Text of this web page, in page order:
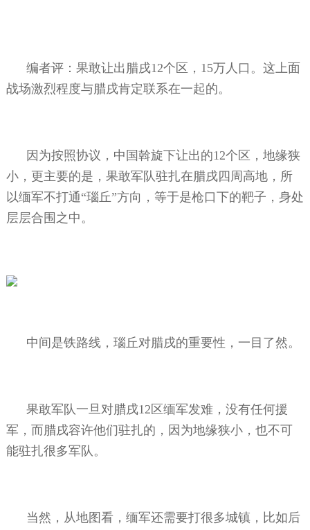
编者评：果敢让出腊戌12个区， 15万人口。这上面
战场激烈程度与腊戌肯定联系在一起的。
因为按照协议，中国斡旋下让出的12个区，地缘狭
小，更主要的是，果敢军队驻扎在腊戌四周高地，所
以缅军不打通“瑙丘”方向，等于是枪口下的靶子，身处
层层合围之中。
中间是铁路线，瑙丘对腊戌的重要性，一目了然。
果敢军队一旦对腊戌12区缅军发难，没有任何援
军，而腊戌容许他们驻扎的，因为地缘狭小，也不可
能驻扎很多军队。
当然，从地图看，缅军还需要打很多城镇，比如后